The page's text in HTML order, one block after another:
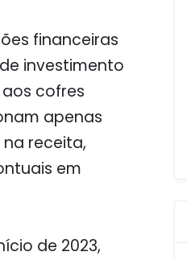
financeiras
investimento
cofres
apenas
receita,
em
de 2023,